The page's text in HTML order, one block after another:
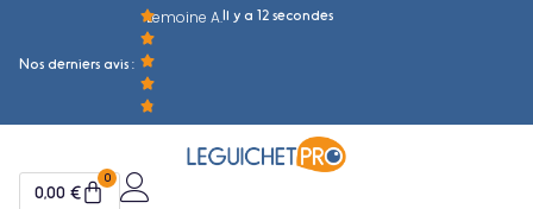
Nos derniers avis :
Lemoine A.Il y a 12 secondes
0,00 €
0